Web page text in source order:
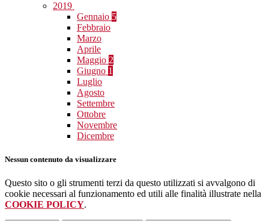
2019
Gennaio 5
Febbraio
Marzo
Aprile
Maggio 2
Giugno 1
Luglio
Agosto
Settembre
Ottobre
Novembre
Dicembre
Nessun contenuto da visualizzare
Questo sito o gli strumenti terzi da questo utilizzati si avvalgono di
cookie necessari al funzionamento ed utili alle finalità illustrate nella
COOKIE POLICY.